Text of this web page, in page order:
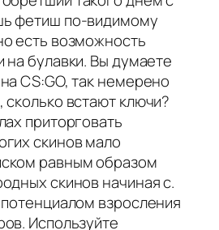
фетиш по-видимому
есть возможность
на булавки. Вы думаете
CS:GO, так немерено
встают ключи?
приторговать
скинов мало
равным образом
скинов начиная с.
взросления
Используйте